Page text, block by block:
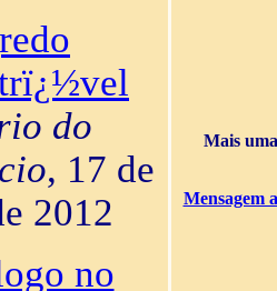
do
, 17 de
2012
no
Mais
Mensagem